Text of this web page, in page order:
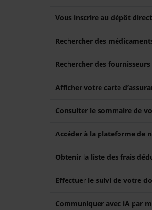
Vous inscrire au dépôt direct
Rechercher des
Rechercher des
Afficher votre carte
Consulter le sommaire de
Accéder à la plateforme de
Obtenir la liste des frais
Effectuer le suivi de votre
Communiquer avec iA par